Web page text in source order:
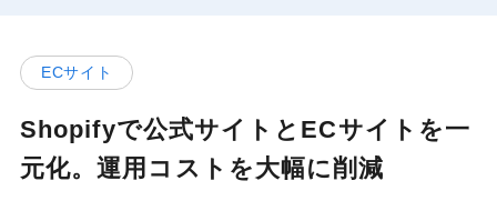
ECサイト
Shopifyで公式サイトとECサイトを一
元化。運用コストを大幅に削減